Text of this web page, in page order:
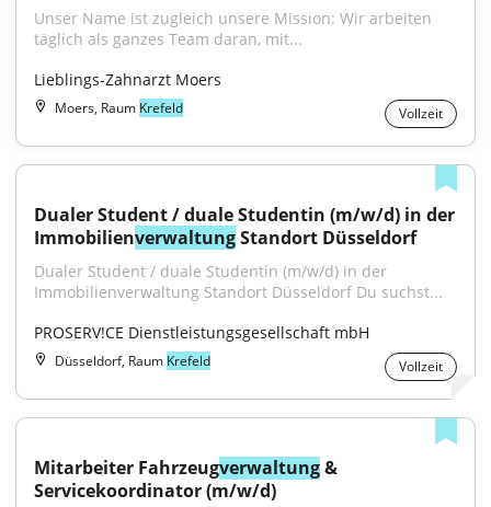
Unser Name ist zugleich unsere Mission: Wir arbeiten
täglich als ganzes Team daran, mit...
Lieblings-Zahnarzt Moers
Moers, Raum Krefeld Vollzeit
Dualer Student / duale Studentin (m/w/d) in der
Immobilienverwaltung Standort Düsseldorf
Dualer Student / duale Studentin (m/w/d) in der
Immobilienverwaltung Standort Düsseldorf Du suchst...
PROSERV!CE Dienstleistungsgesellschaft mbH
Düsseldorf, Raum Krefeld Vollzeit
Mitarbeiter Fahrzeugverwaltung &
Servicekoordinator (m/w/d)